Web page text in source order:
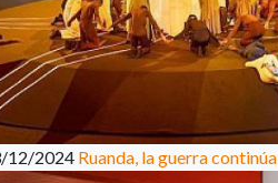
12/2024 Ruanda, la guerra continúa